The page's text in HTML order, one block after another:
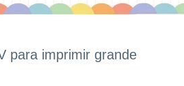
para imprimir grande